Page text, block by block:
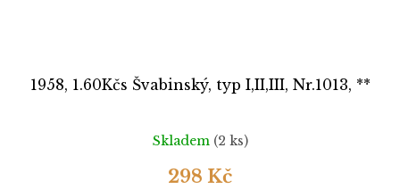
1958, 1.60Kčs Švabinský, typ I,II,III, Nr.1013, **
Skladem (2 ks)
298 Kč